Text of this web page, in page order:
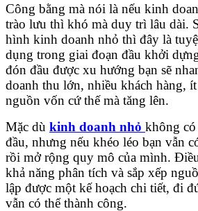
Công bằng mà nói là nếu kinh
trào lưu thì khó mà duy trì lâu dài.
hình kinh doanh nhỏ thì đây là
dụng trong giai đoạn đầu khởi
đón đầu được xu hướng bạn sẽ
doanh thu lớn, nhiều khách hàng,
nguồn vốn cứ thế mà tăng lên.
Mặc dù kinh doanh nhỏ không
đầu, nhưng nếu khéo léo bạn vẫn
rồi mở rộng quy mô của mình.
khả năng phân tích và sắp xếp
lập được một kế hoạch chi tiết, đi
vẫn có thể thành công.